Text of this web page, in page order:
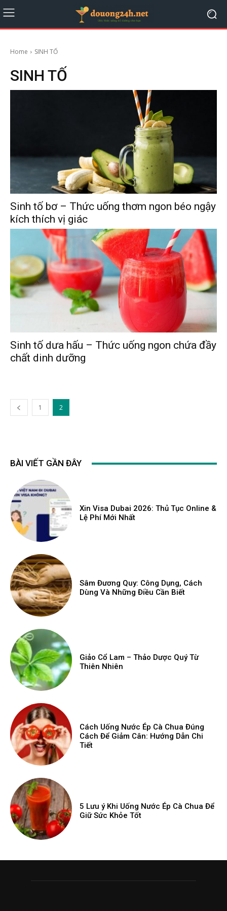
Home SINH TỐ
SINH TỐ
Sinh tố bơ – Thức uống thơm ngon béo ngậy
kích thích vị giác
Sinh tố dưa hấu – Thức uống ngon chứa đầy
chất dinh dưỡng
1 2
BÀI VIẾT GẦN ĐÂY
Xin Visa Dubai 2026: Thủ Tục Online &
Lệ Phí Mới Nhất
Sâm Đương Quy: Công Dụng, Cách
Dùng Và Những Điều Cần Biết
Giảo Cổ Lam – Thảo Dược Quý Từ
Thiên Nhiên
Cách Uống Nước Ép Cà Chua Đúng
Cách Để Giảm Cân: Hướng Dẫn Chi
Tiết
5 Lưu ý Khi Uống Nước Ép Cà Chua Để
Giữ Sức Khỏe Tốt